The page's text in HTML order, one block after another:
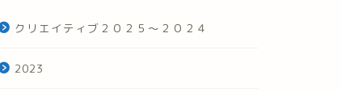
クリエイティブ２０２５～２０２４
2023